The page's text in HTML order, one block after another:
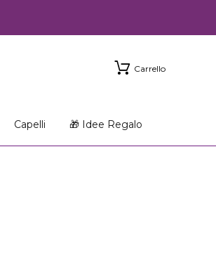
Carrello
Capelli 🎁 Idee Regalo